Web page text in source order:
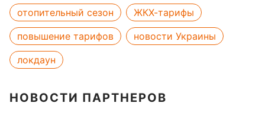
отопительный сезон
ЖКХ-тарифы
повышение тарифов
новости Украины
локдаун
НОВОСТИ ПАРТНЕРОВ